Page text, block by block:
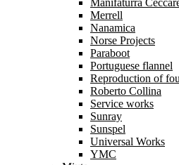
Manifaturra
Merrell
Nanamica
Norse Projects
Paraboot
Portuguese flannel
Reproduction of
Roberto Collina
Service works
Sunray
Sunspel
Universal Works
YMC